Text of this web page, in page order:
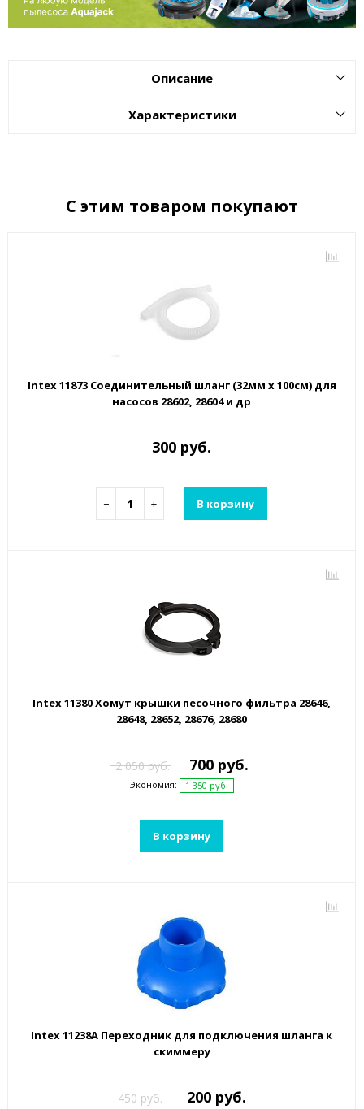
Описание
Характеристики
С этим товаром покупают
Intex 11873 Соединительный шланг (32мм х 100см) для
насосов 28602, 28604 и др
300 руб.
− + В корзину
Intex 11380 Хомут крышки песочного фильтра 28646,
28648, 28652, 28676, 28680
2 050 руб. 700 руб.
Экономия: 1 350 руб.
В корзину
Intex 11238A Переходник для подключения шланга к
скиммеру
450 руб. 200 руб.